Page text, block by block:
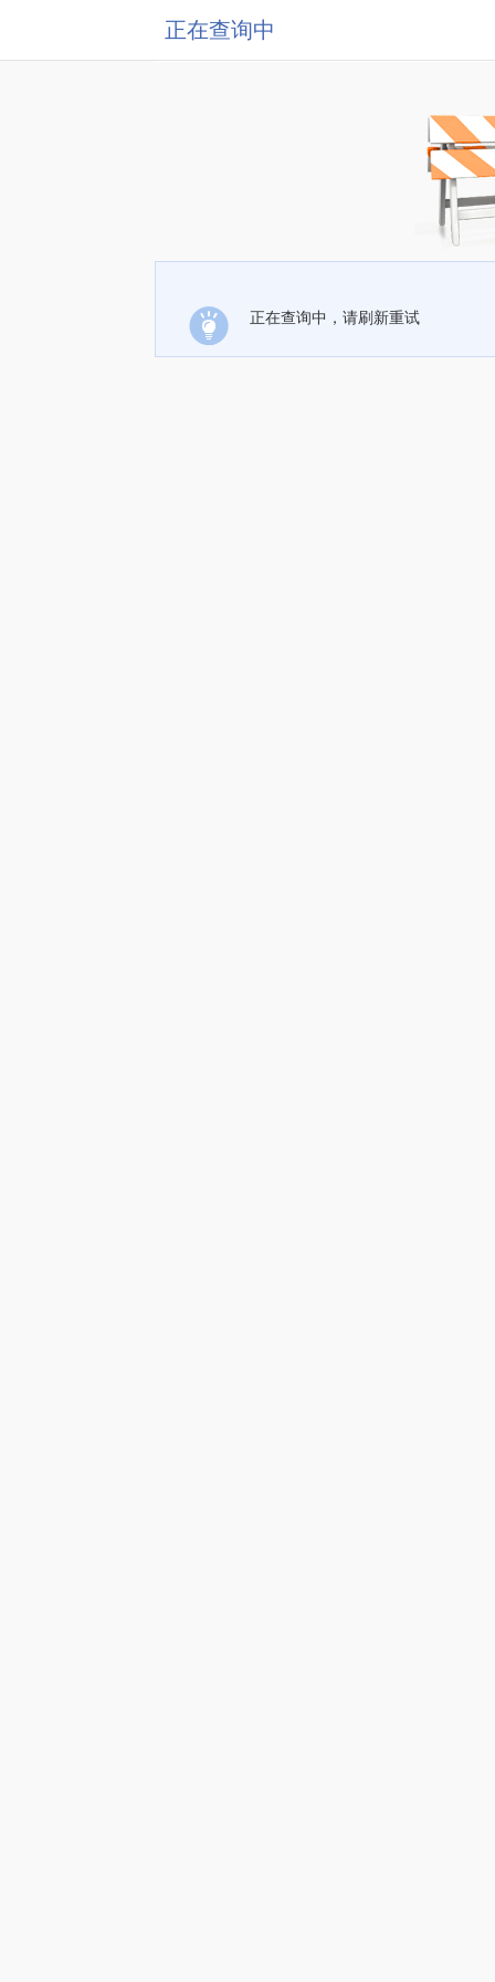
正在查询中
正在查询中，请刷新重试